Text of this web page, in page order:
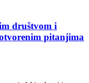
društvom i
pitanjima